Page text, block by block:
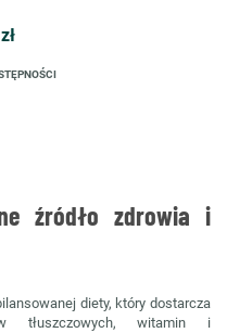
źródło zdrowia i
diety, który dostarcza
tłuszczowych, witamin i